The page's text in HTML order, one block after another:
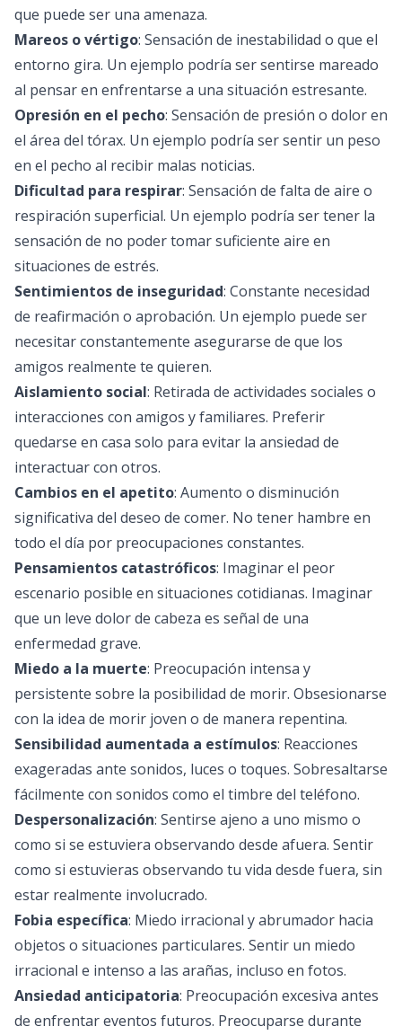
que puede ser una amenaza.
Mareos o vértigo: Sensación de inestabilidad o que el
entorno gira. Un ejemplo podría ser sentirse mareado
al pensar en enfrentarse a una situación estresante.
Opresión en el pecho: Sensación de presión o dolor en
el área del tórax. Un ejemplo podría ser sentir un peso
en el pecho al recibir malas noticias.
Dificultad para respirar: Sensación de falta de aire o
respiración superficial. Un ejemplo podría ser tener la
sensación de no poder tomar suficiente aire en
situaciones de estrés.
Sentimientos de inseguridad: Constante necesidad
de reafirmación o aprobación. Un ejemplo puede ser
necesitar constantemente asegurarse de que los
amigos realmente te quieren.
Aislamiento social: Retirada de actividades sociales o
interacciones con amigos y familiares. Preferir
quedarse en casa solo para evitar la ansiedad de
interactuar con otros.
Cambios en el apetito: Aumento o disminución
significativa del deseo de comer. No tener hambre en
todo el día por preocupaciones constantes.
Pensamientos catastróficos: Imaginar el peor
escenario posible en situaciones cotidianas. Imaginar
que un leve dolor de cabeza es señal de una
enfermedad grave.
Miedo a la muerte: Preocupación intensa y
persistente sobre la posibilidad de morir. Obsesionarse
con la idea de morir joven o de manera repentina.
Sensibilidad aumentada a estímulos: Reacciones
exageradas ante sonidos, luces o toques. Sobresaltarse
fácilmente con sonidos como el timbre del teléfono.
Despersonalización: Sentirse ajeno a uno mismo o
como si se estuviera observando desde afuera. Sentir
como si estuvieras observando tu vida desde fuera, sin
estar realmente involucrado.
Fobia específica: Miedo irracional y abrumador hacia
objetos o situaciones particulares. Sentir un miedo
irracional e intenso a las arañas, incluso en fotos.
Ansiedad anticipatoria: Preocupación excesiva antes
de enfrentar eventos futuros. Preocuparse durante